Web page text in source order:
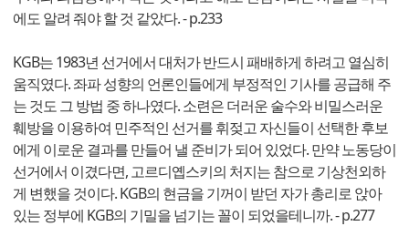
에도 알려 줘야 할 것 같았다. - p.233
KGB는 1983년 선거에서 대처가 반드시 패배하게 하려고 열심히
움직였다. 좌파 성향의 언론인들에게 부정적인 기사를 공급해 주
는 것도 그 방법 중 하나였다. 소련은 더러운 술수와 비밀스러운
훼방을 이용하여 민주적인 선거를 휘젖고 자신들이 선택한 후보
에게 이로운 결과를 만들어 낼 준비가 되어 있었다. 만약 노동당이
선거에서 이겼다면, 고르디옙스키의 처지는 참으로 기상천외하
게 변했을 것이다. KGB의 현금을 기꺼이 받던 자가 총리로 앉아
있는 정부에 KGB의 기밀을 넘기는 꼴이 되었을테니까. - p.277